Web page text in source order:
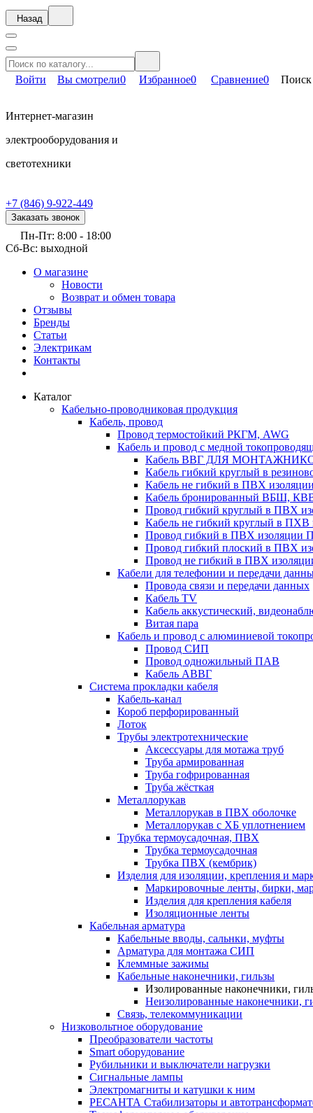
Назад
Войти Вы смотрели0 Избранное0 Сравнение0 Поиск
Интернет-магазин
электрооборудования и
светотехники
+7 (846) 9-922-449
Заказать звонок
Пн-Пт: 8:00 - 18:00
Сб-Вс: выходной
О магазине
Новости
Возврат и обмен товара
Отзывы
Бренды
Статьи
Электрикам
Контакты
Каталог
Кабельно-проводниковая продукция
Кабель, провод
Провод термостойкий РКГМ, AWG
Кабель и провод с медной
Кабель ВВГ ДЛЯ
Кабель гибкий круглый в
Кабель не гибкий в ПВХ
Кабель бронированный ВБШ,
Провод гибкий круглый в ПВХ
Кабель не гибкий круглый в
Провод гибкий в ПВХ изоляции
Провод гибкий плоский в ПВХ
Провод не гибкий в ПВХ
Кабели для телефонии и передачи
Провода связи и передачи данных
Кабель TV
Кабель аккустический,
Витая пара
Кабель и провод с алюминиевой
Провод СИП
Провод одножильный ПАВ
Кабель АВВГ
Система прокладки кабеля
Кабель-канал
Короб перфорированный
Лоток
Трубы электротехнические
Аксессуары для мотажа труб
Труба армированная
Труба гофрированная
Труба жёсткая
Металлорукав
Металлорукав в ПВХ оболочке
Металлорукав с ХБ уплотнением
Трубка термоусадочная, ПВХ
Трубка термоусадочная
Трубка ПВХ (кембрик)
Изделия для изоляции, крепления и
Маркировочные ленты, бирки,
Изделия для крепления кабеля
Изоляционные ленты
Кабельная арматура
Кабельные вводы, сальнки, муфты
Арматура для монтажа СИП
Клеммные зажимы
Кабельные наконечники, гильзы
Изолированные наконечники,
Неизолированные наконечники,
Связь, телекоммуникации
Низковольтное оборудование
Преобразователи частоты
Smart оборудование
Рубильники и выключатели нагрузки
Сигнальные лампы
Электромагниты и катушки к ним
РЕСАНТА Стабилизаторы и